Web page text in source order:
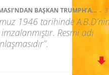
BAŞKAN TRUMPH’A… -
1946 tarihinde
Resmi adı